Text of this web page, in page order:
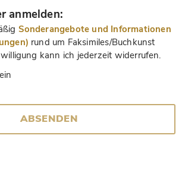
anmelden:
Sonderangebote und Informationen
rund um Faksimiles/Buchkunst
kann ich jederzeit widerrufen.
ABSENDEN